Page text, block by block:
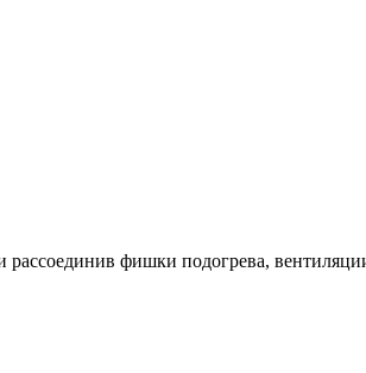
фишки подогрева,